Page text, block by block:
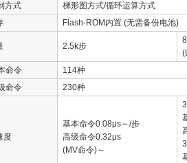
方式
梯形图方式/循环运算方式
Flash-ROM内置 (无需备份电池)
2.5k步
命令
114种
命令
230种
度
基本命令0.08μs～/步
高级命令0.32μs
(MV命令)～